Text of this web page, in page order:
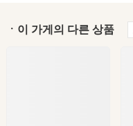
ㆍ이 가게의 다른 상품